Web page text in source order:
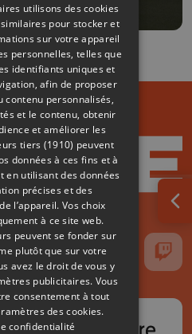
2018
Instagram
nous sur TikTok
Suivez-nous sur YouTube
Suivez-nous
utilisons des cookies
pour stocker et
sur votre appareil
personnelles, telles que
identifiants uniques et
afin de proposer
contenu personnalisés,
et le contenu, obtenir
et améliorer les
tiers (1910) peuvent
données à ces fins et à
en utilisant des données
précises et des
l’appareil. Vos choix
à ce site web.
peuvent se fonder sur
plutôt que sur votre
avez le droit de vous y
publicitaires. Vous
consentement à tout
des cookies.
confidentialité